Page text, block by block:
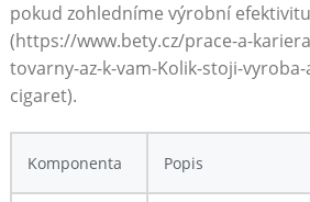
pokud ⁣zohledníme⁣ výrobní
(https://www.bety.cz/prace-a-
tovarny-az-k-vam-Kolik-stoji-
cigaret).
Komponenta Popis